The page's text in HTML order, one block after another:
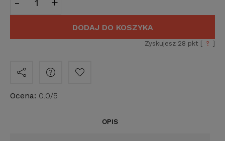
DODAJ DO KOSZYKA
Zyskujesz 28 pkt [ ? ]
Ocena: 0.0/5
OPIS